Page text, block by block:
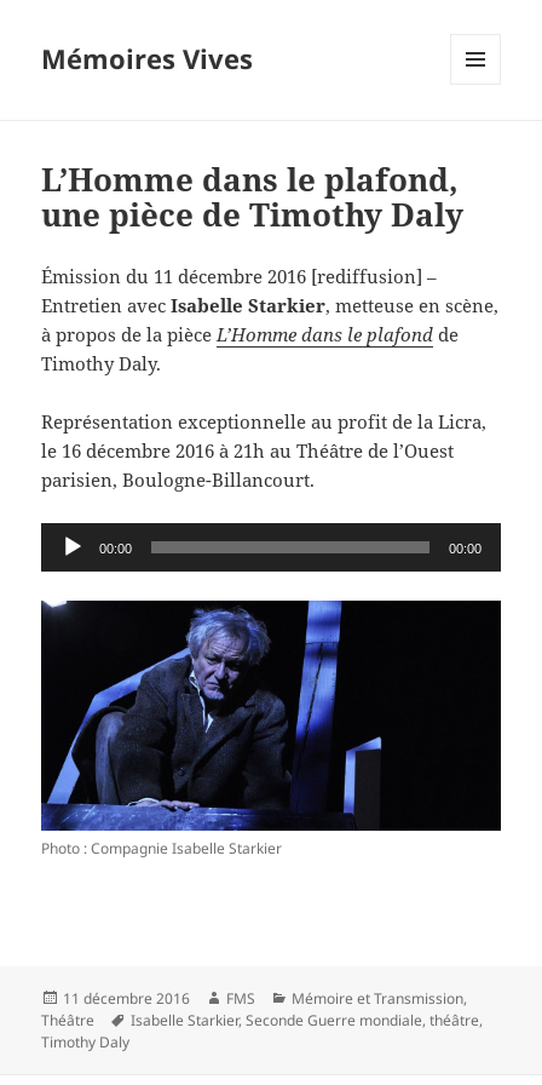
Mémoires Vives
L’Homme dans le plafond,
une pièce de Timothy Daly
Émission du 11 décembre 2016 [rediffusion] –
Entretien avecIsabelle Starkier, metteuse en scène,
à propos de la pièceL’Homme dans le plafond de
Timothy Daly.
Représentation exceptionnelle au profit de la Licra,
le 16 décembre 2016 à 21h au Théâtre de l’Ouest
parisien, Boulogne-Billancourt.
Lecteur
audio
00:00 00:00
Photo : Compagnie Isabelle Starkier
Publié
le
11 décembre 2016 Auteur
FMS Catégories
Mémoire et Transmission,
Théâtre
Mots-
Isabelle Starkier,Seconde Guerre mondiale,théâtre,
Timothy Daly